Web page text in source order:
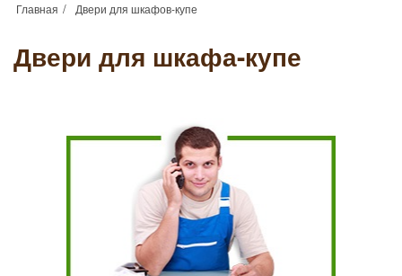
Главная Двери для шкафов-купе
Двери для шкафа-купе